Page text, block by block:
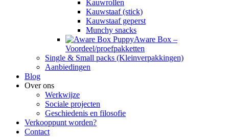
Kauwrollen
Kauwstaaf (stick)
Kauwstaaf geperst
Munchy snacks
Aware Box –
Voordeel/proefpakketten
Single & Small packs (Kleinverpakkingen)
Aanbiedingen
Blog
Over ons
Werkwijze
Sociale projecten
Geschiedenis en filosofie
Verkooppunt worden?
Contact